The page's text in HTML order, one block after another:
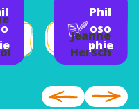
Phil
oso
phie
Jeanne
Hersch